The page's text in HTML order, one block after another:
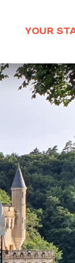
YOUR